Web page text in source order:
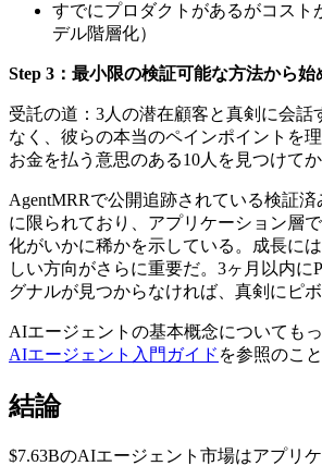
すでにプロダクトがあるがコス
デル階層化）
Step 3：最小限の検証可能な方法から始
受託の道：3人の潜在顧客と真剣に会話
なく、彼らの本当のペインポイントを理
お金を払う意思のある10人を見つけて
AgentMRRで公開追跡されている検証
に限られており、アプリケーション層
化がいかに稀かを示している。成長に
しい方向がさらに重要だ。3ヶ月以内に
グナルが見つからなければ、真剣にピ
AIエージェントの基本概念についても
AIエージェント入門ガイド を参照のこと
結論
$7.63BのAIエージェント市場はアプリ